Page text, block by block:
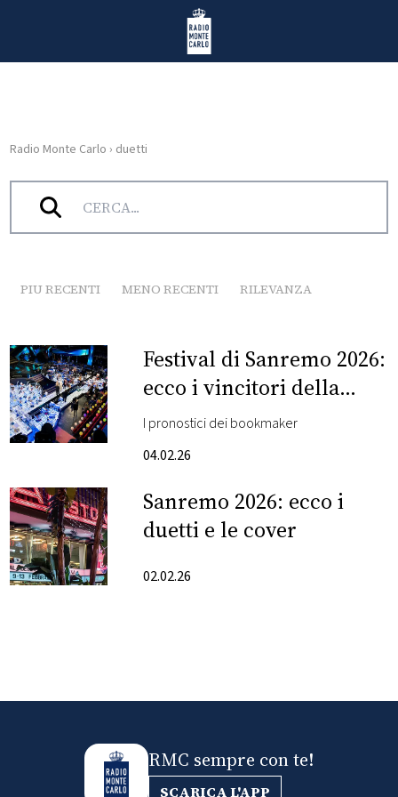
Radio Monte Carlo
HOME
RADIO
NEWS
FOTO
CONCORSI
EVENTI
VIDEO
PRINCIPATO
Radio Monte Carlo › duetti
Tag:duetti
PIU RECENTI MENO RECENTI RILEVANZA
Festival di Sanremo 2026:
ecco i vincitori della
serata dei duetti
I pronostici dei bookmaker
04.02.26
Sanremo 2026: ecco i
duetti e le cover
02.02.26
RMC sempre con te!
SCARICA L'APP